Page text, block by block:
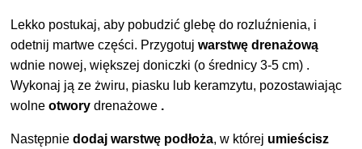
Lekko postukaj, aby pobudzić glebę do rozluźnienia, i
odetnij martwe części. Przygotujwarstwę drenażową
wdnie nowej, większej doniczki (o średnicy 3-5 cm) .
Wykonaj ją ze żwiru, piasku lub keramzytu, pozostawiając
wolneotwory drenażowe .
Następniedodaj warstwę podłoża, w której umieścisz